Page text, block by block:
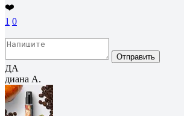
❤️
1 0
Отправить
ДА
диана А.